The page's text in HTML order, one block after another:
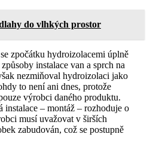
do vlhkých prostor
zpočátku hydroizolacemi úplně
instalace van a sprch na
nezmiňoval hydroizolaci jako
to není ani dnes, protože
výrobci daného produktu.
instalace – montáž – rozhoduje o
musí uvažovat v širších
zabudován, což se postupně